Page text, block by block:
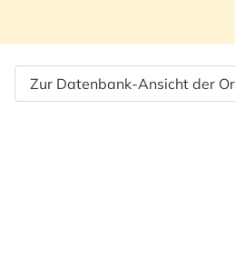
Zur Datenbank-Ansicht der